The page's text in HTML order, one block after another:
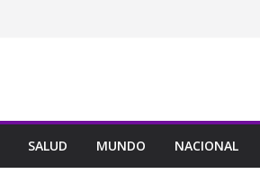
SALUD MUNDO NACIONAL